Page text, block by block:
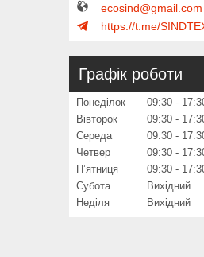
ecosind@gmail.com
https://t.me/
Графік роботи
Понеділок 09:30
Вівторок
09:30
Середа
09:30
Четвер
09:30
Пʼятниця
09:30
Субота
Вихідний
Неділя
Вихідний